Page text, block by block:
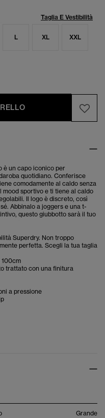
Taglia E Vestibilità
L XL XXL
è un capo iconico per
quotidiano. Conferisce
comodamente al caldo senza
sportivo e ti tiene al caldo
Il logo è discreto, così
Abbinalo a joggers e una t-
questo giubbotto sarà il tuo
Superdry. Non troppo
perfetta. Scegli la tua taglia
100cm
trattato con una finitura
a pressione
Grande